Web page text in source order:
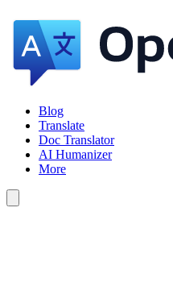
Blog
Translate
Doc Translator
AI Humanizer
More